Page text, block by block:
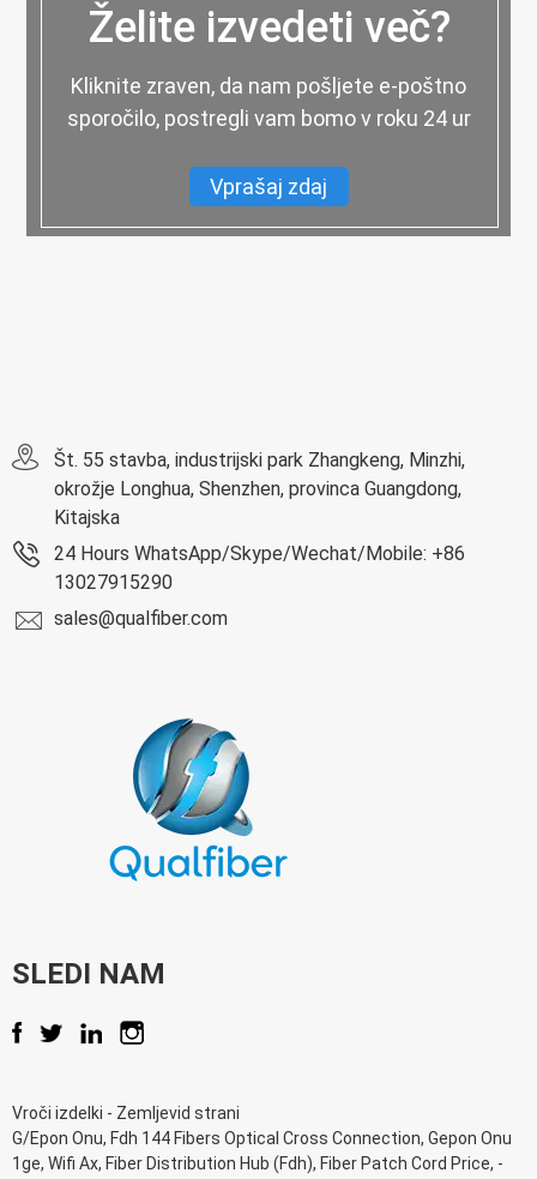
Želite izvedeti več?
Kliknite zraven, da nam pošljete e-poštno
sporočilo, postregli vam bomo v roku 24 ur
Vprašaj zdaj
Št. 55 stavba, industrijski park Zhangkeng, Minzhi,
okrožje Longhua, Shenzhen, provinca Guangdong,
Kitajska
24 Hours WhatsApp/Skype/Wechat/Mobile: +86
13027915290
sales@qualfiber.com
SLEDI NAM
Vroči izdelki - Zemljevid strani
G/Epon Onu, Fdh 144 Fibers Optical Cross Connection, Gepon Onu
1ge, Wifi Ax, Fiber Distribution Hub (Fdh), Fiber Patch Cord Price, -